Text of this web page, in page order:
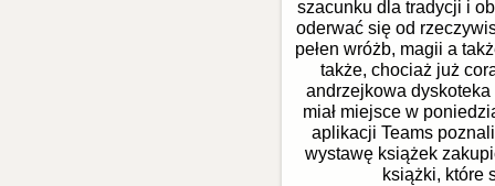
szacunku dla tradycji i
oderwać się od
pełen wróżb, magii a
także, chociaż już
andrzejkowa dyskoteka
miał miejsce w
aplikacji Teams
wystawę książek
książki, które